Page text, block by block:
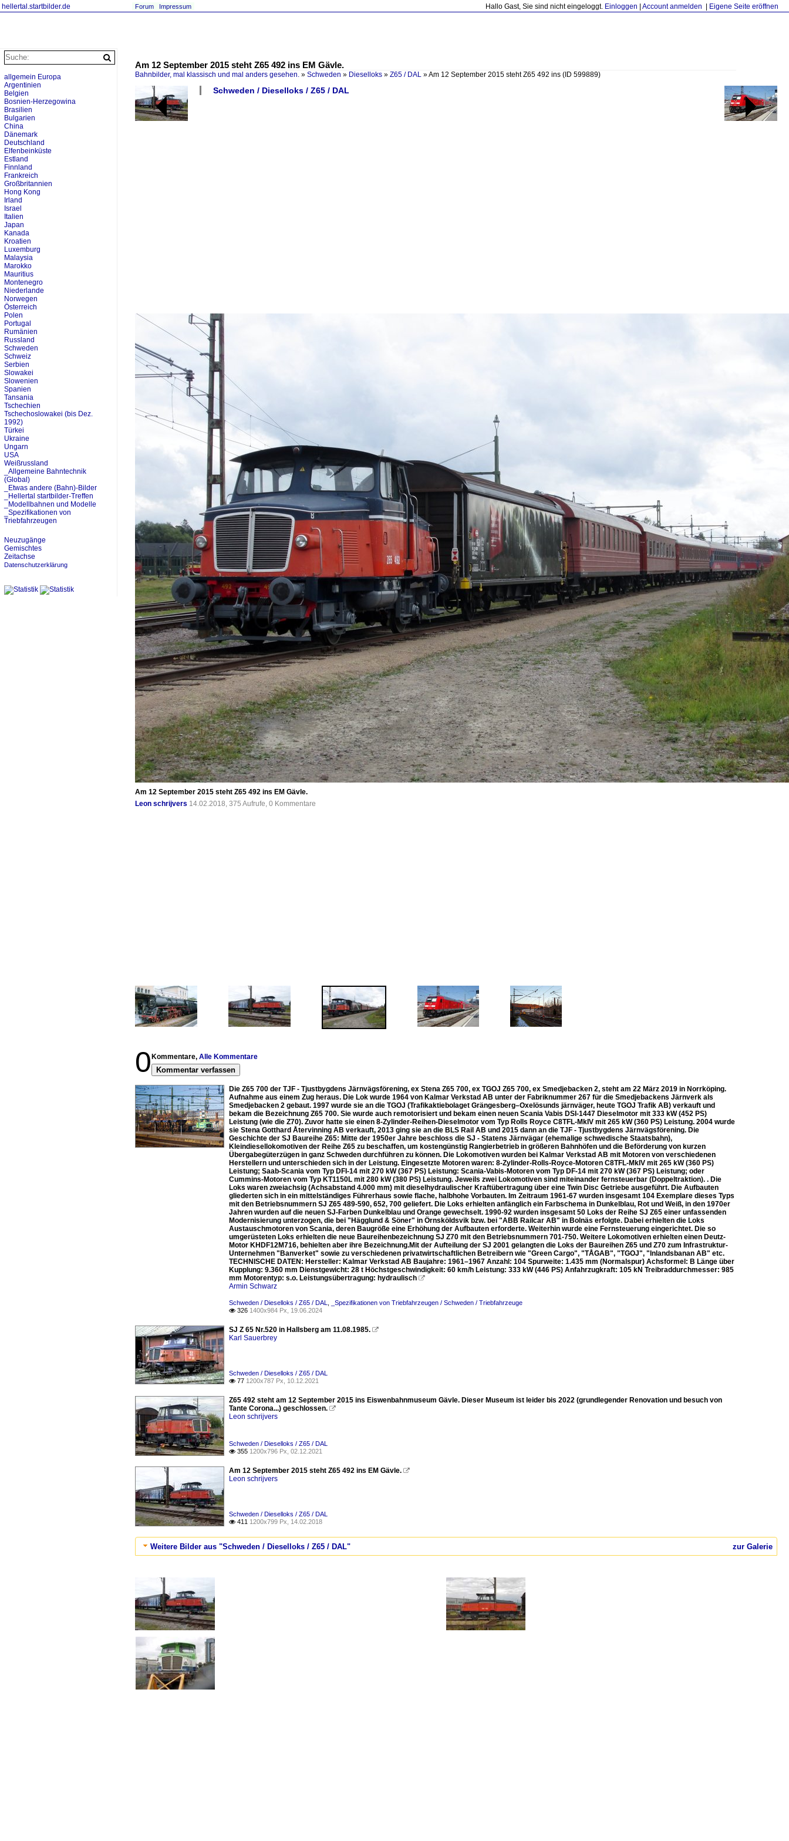
hellertal.startbilder.de Hallo Gast, Sie sind nicht eingeloggt. Einloggen Account anmelden Eigene Seite eröffnen
Forum Impressum
Am 12 September 2015 steht Z65 492 ins EM Gävle.
Bahnbilder, mal klassisch und mal anders gesehen. » Schweden » Dieselloks » Z65 / DAL »Am 12 September 2015 steht Z65 492 ins (ID 599889)
Schweden / Dieselloks / Z65 / DAL
Am 12 September 2015 steht Z65 492 ins EM Gävle.
Leon schrijvers 14.02.2018, 375 Aufrufe, 0 Kommentare
0 Kommentare, Alle Kommentare
Kommentar verfassen
Die Z65 700 der TJF - Tjustbygdens Järnvägsförening, ex Stena Z65 700, ex TGOJ Z65 700, ex Smedjebacken 2, steht am 22 März 2019 in Norrköping.
Aufnahme aus einem Zug heraus. Die Lok wurde 1964 von Kalmar Verkstad AB unter der Fabriknummer 267 für die Smedjebackens Järnverk als
Smedjebacken 2 gebaut. 1997 wurde sie an die TGOJ (Trafikaktiebolaget Grängesberg–Oxelösunds järnväger, heute TGOJ Trafik AB) verkauft und
bekam die Bezeichnung Z65 700. Sie wurde auch remotorisiert und bekam einen neuen Scania Vabis DSI-1447 Dieselmotor mit 333 kW (452 PS)
Leistung (wie die Z70). Zuvor hatte sie einen 8-Zylinder-Reihen-Dieselmotor vom Typ Rolls Royce C8TFL-MkIV mit 265 kW (360 PS) Leistung. 2004 wurde
sie Stena Gotthard Återvinning AB verkauft, 2013 ging sie an die BLS Rail AB und 2015 dann an die TJF - Tjustbygdens Järnvägsförening. Die
Geschichte der SJ Baureihe Z65: Mitte der 1950er Jahre beschloss die SJ - Statens Järnvägar (ehemalige schwedische Staatsbahn),
Kleindiesellokomotiven der Reihe Z65 zu beschaffen, um kostengünstig Rangierbetrieb in größeren Bahnhöfen und die Beförderung von kurzen
Übergabegüterzügen in ganz Schweden durchführen zu können. Die Lokomotiven wurden bei Kalmar Verkstad AB mit Motoren von verschiedenen
Herstellern und unterschieden sich in der Leistung. Eingesetzte Motoren waren: 8-Zylinder-Rolls-Royce-Motoren C8TFL-MkIV mit 265 kW (360 PS)
Leistung; Saab-Scania vom Typ DFI-14 mit 270 kW (367 PS) Leistung: Scania-Vabis-Motoren vom Typ DF-14 mit 270 kW (367 PS) Leistung; oder
Cummins-Motoren vom Typ KT1150L mit 280 kW (380 PS) Leistung. Jeweils zwei Lokomotiven sind miteinander fernsteuerbar (Doppeltraktion). . Die
Loks waren zweiachsig (Achsabstand 4.000 mm) mit dieselhydraulischer Kraftübertragung über eine Twin Disc Getriebe ausgeführt. Die Aufbauten
gliederten sich in ein mittelständiges Führerhaus sowie flache, halbhohe Vorbauten. Im Zeitraum 1961-67 wurden insgesamt 104 Exemplare dieses Typs
mit den Betriebsnummern SJ Z65 489-590, 652, 700 geliefert. Die Loks erhielten anfänglich ein Farbschema in Dunkelblau, Rot und Weiß, in den 1970er
Jahren wurden auf die neuen SJ-Farben Dunkelblau und Orange gewechselt. 1990-92 wurden insgesamt 50 Loks der Reihe SJ Z65 einer unfassenden
Modernisierung unterzogen, die bei "Hägglund & Söner" in Örnsköldsvik bzw. bei "ABB Railcar AB" in Bolnäs erfolgte. Dabei erhielten die Loks
Austauschmotoren von Scania, deren Baugröße eine Erhöhung der Aufbauten erforderte. Weiterhin wurde eine Fernsteuerung eingerichtet. Die so
umgerüsteten Loks erhielten die neue Baureihenbezeichnung SJ Z70 mit den Betriebsnummern 701-750. Weitere Lokomotiven erhielten einen Deutz-
Motor KHDF12M716, behielten aber ihre Bezeichnung.Mit der Aufteilung der SJ 2001 gelangten die Loks der Baureihen Z65 und Z70 zum Infrastruktur-
Unternehmen "Banverket" sowie zu verschiedenen privatwirtschaftlichen Betreibern wie "Green Cargo", "TÅGAB", "TGOJ", "Inlandsbanan AB" etc.
TECHNISCHE DATEN: Hersteller: Kalmar Verkstad AB Baujahre: 1961–1967 Anzahl: 104 Spurweite: 1.435 mm (Normalspur) Achsformel: B Länge über
Kupplung: 9.360 mm Dienstgewicht: 28 t Höchstgeschwindigkeit: 60 km/h Leistung: 333 kW (446 PS) Anfahrzugkraft: 105 kN Treibraddurchmesser: 985
mm Motorentyp: s.o. Leistungsübertragung: hydraulisch 
Armin Schwarz
Schweden / Dieselloks / Z65 / DAL _Spezifikationen von Triebfahrzeugen / Schweden / Triebfahrzeuge
 326 1400x984 Px, 19.06.2024
SJ Z 65 Nr.520 in Hallsberg am 11.08.1985. 
Karl Sauerbrey
Schweden / Dieselloks / Z65 / DAL
 77 1200x787 Px, 10.12.2021
Z65 492 steht am 12 September 2015 ins Eiswenbahnmuseum Gävle. Dieser Museum ist leider bis 2022 (grundlegender Renovation und besuch von
Tante Corona...) geschlossen. 
Leon schrijvers
Schweden / Dieselloks / Z65 / DAL
 355 1200x796 Px, 02.12.2021
Am 12 September 2015 steht Z65 492 ins EM Gävle. 
Leon schrijvers
Schweden / Dieselloks / Z65 / DAL
 411 1200x799 Px, 14.02.2018
zur Galerie
Weitere Bilder aus "Schweden / Dieselloks / Z65 / DAL"
allgemein Europa
Argentinien
Belgien
Bosnien-Herzegowina
Brasilien
Bulgarien
China
Dänemark
Deutschland
Elfenbeinküste
Estland
Finnland
Frankreich
Großbritannien
Hong Kong
Irland
Israel
Italien
Japan
Kanada
Kroatien
Luxemburg
Malaysia
Marokko
Mauritius
Montenegro
Niederlande
Norwegen
Österreich
Polen
Portugal
Rumänien
Russland
Schweden
Schweiz
Serbien
Slowakei
Slowenien
Spanien
Tansania
Tschechien
Tschechoslowakei (bis Dez.
1992)
Türkei
Ukraine
Ungarn
USA
Weißrussland
_Allgemeine Bahntechnik
(Global)
_Etwas andere (Bahn)-Bilder
_Hellertal startbilder-Treffen
_Modellbahnen und Modelle
_Spezifikationen von
Triebfahrzeugen
Neuzugänge
Gemischtes
Zeitachse
Datenschutzerklärung